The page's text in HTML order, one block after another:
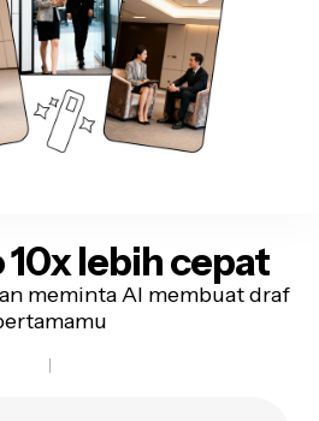
10x lebih cepat
meminta AI membuat draf